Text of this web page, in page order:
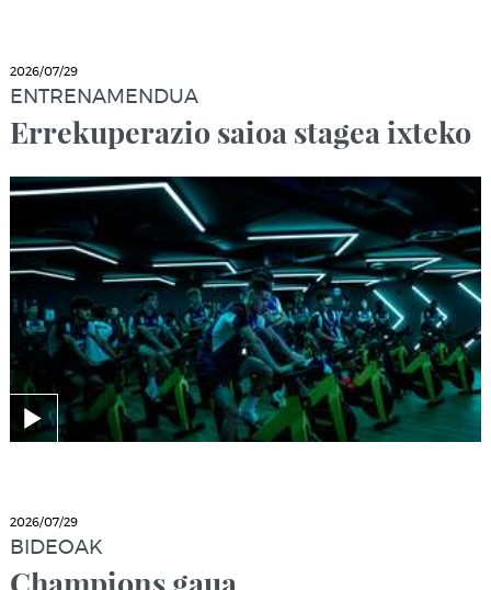
2026/07/29
ENTRENAMENDUA
Errekuperazio saioa stagea ixteko
2026/07/29
BIDEOAK
Champions gaua